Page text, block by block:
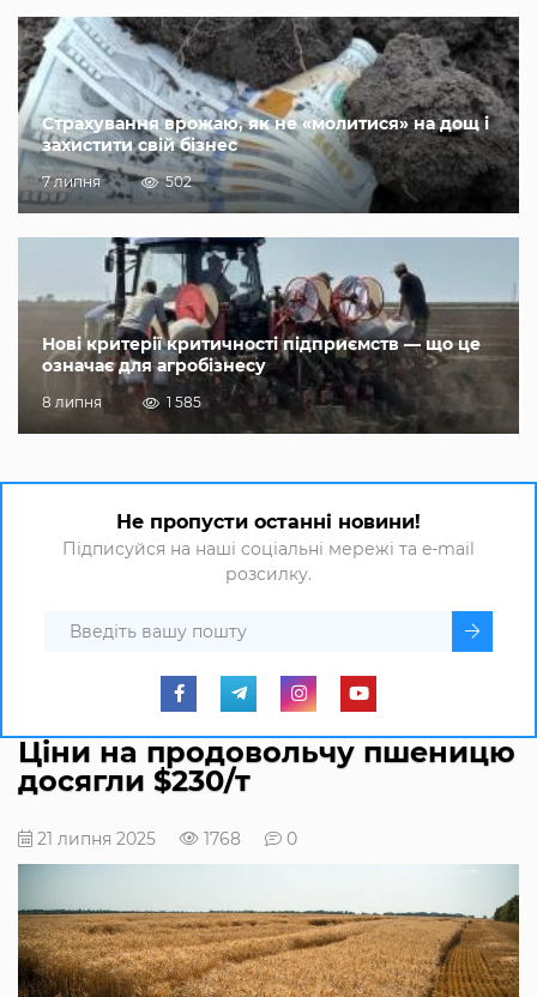
Страхування врожаю, як не «молитися» на дощ і
захистити свій бізнес
7 липня 502
Нові критерії критичності підприємств — що це
означає для агробізнесу
8 липня 1 585
Не пропусти останні новини!
Підписуйся на наші соціальні мережі та e-mail
розсилку.
Ціни на продовольчу пшеницю
досягли $230/т
21 липня 2025 1768 0